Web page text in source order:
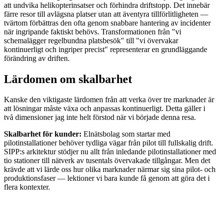
att undvika helikopterinsatser och förhindra driftstopp. Det innebär
färre resor till avlägsna platser utan att äventyra tillförlitligheten —
tvärtom förbättras den ofta genom snabbare hantering av incidenter
när ingripande faktiskt behövs. Transformationen från "vi
schemalägger regelbundna platsbesök" till "vi övervakar
kontinuerligt och ingriper precist" representerar en grundläggande
förändring av driften.
Lärdomen om skalbarhet
Kanske den viktigaste lärdomen från att verka över tre marknader är
att lösningar måste växa och anpassas kontinuerligt. Detta gäller i
två dimensioner jag inte helt förstod när vi började denna resa.
Skalbarhet för kunder: Elnätsbolag som startar med
pilotinstallationer behöver tydliga vägar från pilot till fullskalig drift.
SIPP:s arkitektur stödjer nu allt från inledande pilotinstallationer med
tio stationer till nätverk av tusentals övervakade tillgångar. Men det
krävde att vi lärde oss hur olika marknader närmar sig sina pilot- och
produktionsfaser — lektioner vi bara kunde få genom att göra det i
flera kontexter.